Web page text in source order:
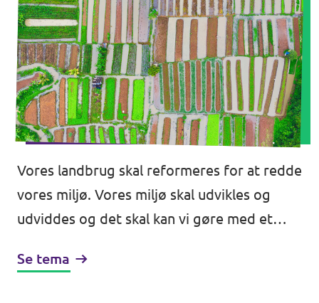
Vores landbrug skal reformeres for at redde
vores miljø. Vores miljø skal udvikles og
udviddes og det skal kan vi gøre med et
reformeres, miljølove skal overholdes,
Se tema